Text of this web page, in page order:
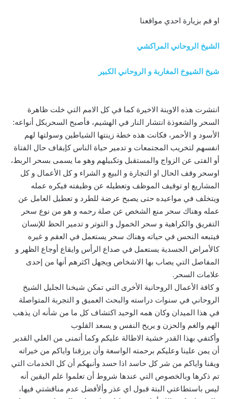
او قم بزيارة احدي مواقعنا
الشيخ الروحاني المراكشي
شيخ الشيوخ المغاربة و الروحاني الكبير
انتشرت هذه الاوينة الاخيرة كما في كل الامم التي خلت ظاهرة
السحر والشعوذة انتشار النار في الهشيم، فأصبح السحربكل أنواعه:
الأسود و الأحمر، فكانت هذه خطة زينتها الشياطين وسولتها لهم
انفسهم لتخريب المجتمعات و تدمير حياة الناس كإيقاف حال الفتاة
أو الفتى عن الزواج والمستقبل وتكبيلهم وهو ما يسمى بسحر الربط،
اوسحر وقف الحال او التجارة و البيع و الشراء و كل الأعمال و كل
المشاريع او توقيف الموظف وتعطيله عن وظيفته فيكره عمله
ويتخلف في مواعيده حتى يصبح عرضة للطرد و تعطيل العامل عن
عمله وهناك سحر منع الشخص عن صلة رحمه و هو من نوع سحر
التفريق والكراهية و سحر الخمول و التوتر و تدمير الحظ للإنسان
فيتبعه النحس في حياته وهناك سحر يستعمل في العقم و غيره
كالأمراض الجسدية يستعمل في صداع الرأس وايقاع أوجاع الظهر و
المفاصل التي يصاب بها الاشخاص ويجهل اكثرهم أنها من إحدى
علامات السحر.
و كافة الأعمال الروحانية الأخرى التي تمكن شيخنا الجليل الشيخ
الروحاني في سنوات دراسته والبحث العميق و التجربة المتواصلة
في هذا الميدان وكان همه الوحيد اكتشاف كل ما من شأنه ان يذهب
الهم والغم والحزن و يريح النفس و يسعد القلوب
وأكتفي بهذا القدر خشية الاطالة عليكم وكما أتمنى من العلي القدير
أن يمن علينا وعليكم برحمته الواسعة وأن يرزقنا واياكم من خيراته
ويقنا واياكم من شر كل حاسد اذا حسد وأنبهكم أن كل الخدمات التي
تم ذكرها وبالخصوص التي عندها شروط أن تعلموا علم اليقين أنه
ليس باستطاعتي البتة قبول اي عذر وألأفضل عدم مناقشتي فيها،